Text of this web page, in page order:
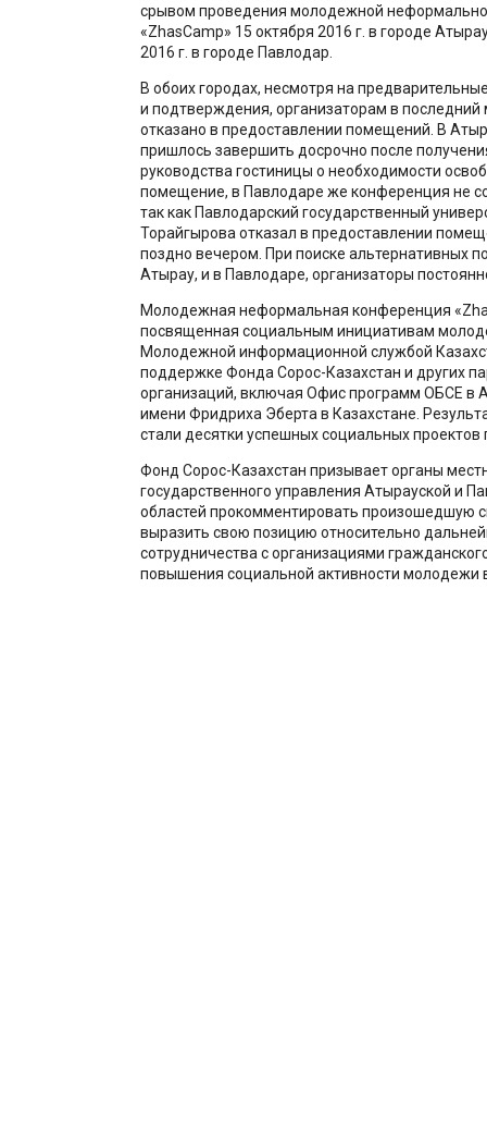
срывом проведения молодежной
«ZhasCamp» 15 октября 2016 г. в городе
2016 г. в городе Павлодар.
В обоих городах, несмотря на
и подтверждения, организаторам в
отказано в предоставлении помещений. В
пришлось завершить досрочно после
руководства гостиницы о необходимости
помещение, в Павлодаре же конференция не
так как Павлодарский государственный
Торайгырова отказал в предоставлении
поздно вечером. При поиске альтернативных
Атырау, и в Павлодаре, организаторы
Молодежная неформальная конференция
посвященная социальным инициативам
Молодежной информационной службой
поддержке Фонда Сорос-Казахстан и других
организаций, включая Офис программ ОБСЕ в
имени Фридриха Эберта в Казахстане.
стали десятки успешных социальных проектов
Фонд Сорос-Казахстан призывает органы
государственного управления Атырауской и
областей прокомментировать произошедшую
выразить свою позицию относительно
сотрудничества с организациями
повышения социальной активности молодежи